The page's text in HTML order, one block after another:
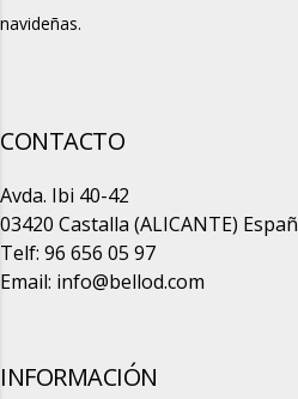
navideñas.
CONTACTO
Avda. Ibi 40-42
03420 Castalla (ALICANTE)
Telf: 96 656 05 97
Email: info@bellod.com
INFORMACIÓN